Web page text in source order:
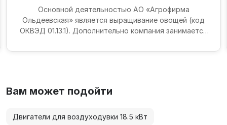
Основной деятельностью АО «Агрофирма
Ольдеевская» является выращивание овощей (код
ОКВЭД 01.13.1). Дополнительно компания занимается
Вам может подойти
Двигатели для воздуходувки 18.5 кВт